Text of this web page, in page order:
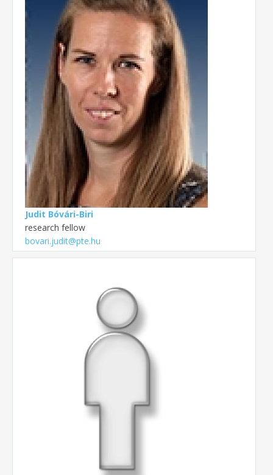
Judit Bóvári-Biri
research fellow
bovari.judit@pte.hu